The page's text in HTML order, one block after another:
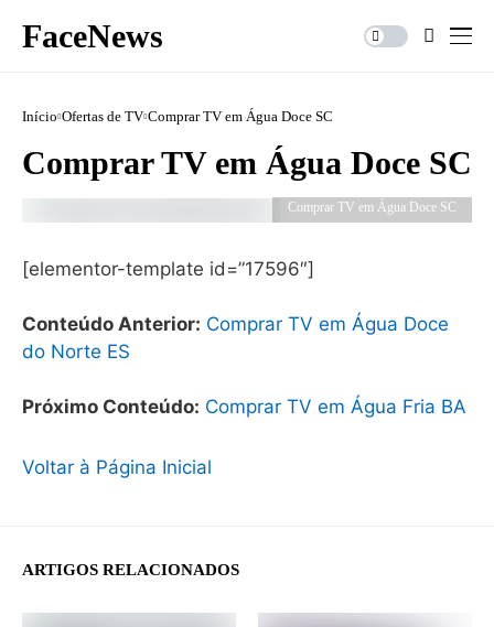
FaceNews
Início Ofertas de TV Comprar TV em Água Doce SC
Comprar TV em Água Doce SC
Comprar TV em Água Doce SC
[elementor-template id=”17596″]
Conteúdo Anterior: Comprar TV em Água Doce
do Norte ES
Próximo Conteúdo: Comprar TV em Água Fria BA
Voltar à Página Inicial
ARTIGOS RELACIONADOS